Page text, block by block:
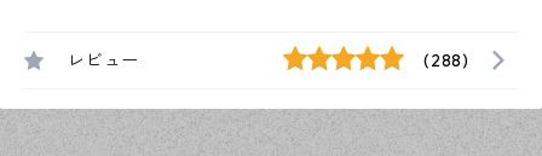
レビュー (288)